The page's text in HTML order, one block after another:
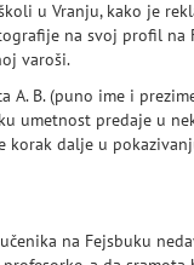
u Vranju, kako je
na svoj profil na
varoši.
A. B. (puno ime i
umetnost predaje u
korak dalje u
na Fejsbuku